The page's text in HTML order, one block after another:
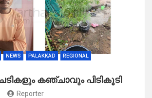
NEWS PALAKKAD REGIONAL
കഞ്ചാവും പിടികൂടി
Reporter